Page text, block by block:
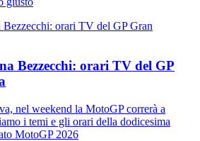
Bezzecchi: orari TV del GP
nel weekend la MotoGP correrà a
i temi e gli orari della dodicesima
MotoGP 2026